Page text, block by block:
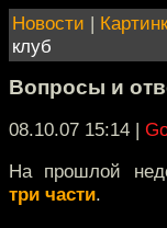
Новости |
клуб
Вопросы и
08.10.07 15:14 |
На прошлой
три части.